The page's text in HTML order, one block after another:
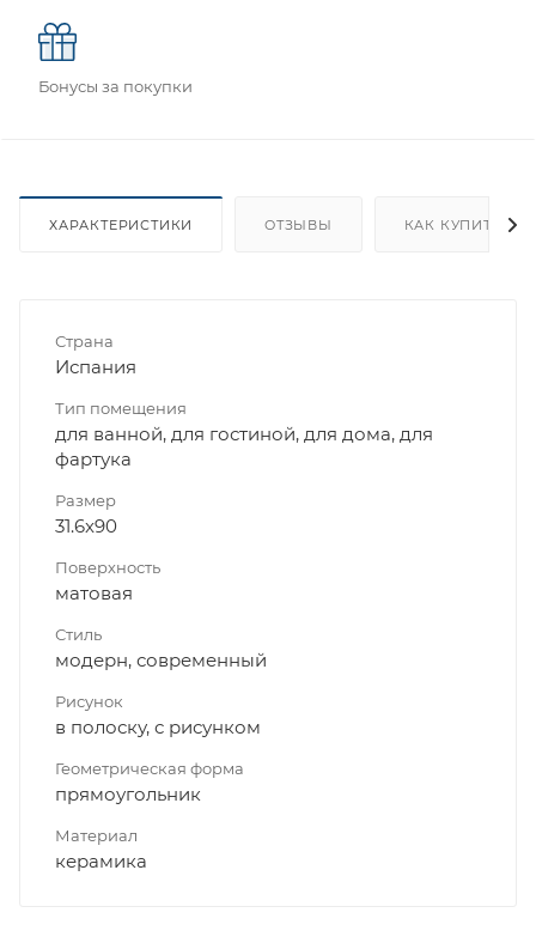
Бонусы за покупки
ХАРАКТЕРИСТИКИ ОТЗЫВЫ КАК КУПИТЬ
Страна
Испания
Тип помещения
для ванной, для гостиной, для дома, для
фартука
Размер
31.6x90
Поверхность
матовая
Стиль
модерн, современный
Рисунок
в полоску, с рисунком
Геометрическая форма
прямоугольник
Материал
керамика